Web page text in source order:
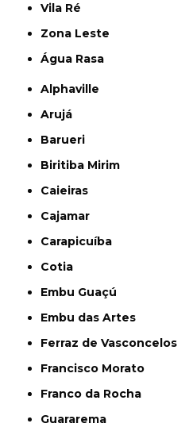
Vila Ré
Zona Leste
Água Rasa
Alphaville
Arujá
Barueri
Biritiba Mirim
Caieiras
Cajamar
Carapicuíba
Cotia
Embu Guaçú
Embu das Artes
Ferraz de Vasconcelos
Francisco Morato
Franco da Rocha
Guararema